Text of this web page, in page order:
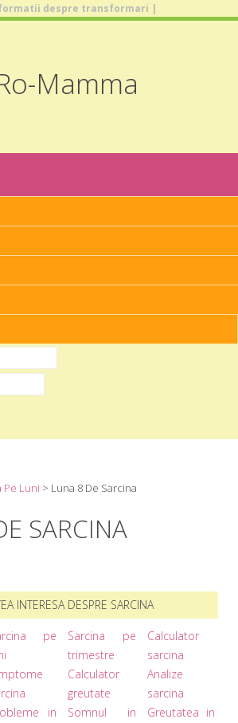
despre transformari |
Pe Luni > Luna 8 De Sarcina
SARCINA
INTERESA DESPRE SARCINA
pe
Sarcina pe
trimestre
Calculator
sarcina
Calculator
greutate
Analize
sarcina
in
Somnul in
Greutatea in